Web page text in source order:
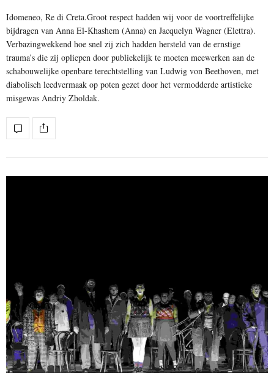
Idomeneo, Re di Creta.Groot respect hadden wij voor de voortreffelijke
bijdragen van Anna El-Khashem (Anna) en Jacquelyn Wagner (Elettra).
Verbazingwekkend hoe snel zij zich hadden hersteld van de ernstige
trauma’s die zij opliepen door publiekelijk te moeten meewerken aan de
schabouwelijke openbare terechtstelling van Ludwig von Beethoven, met
diabolisch leedvermaak op poten gezet door het vermodderde artistieke
misgewas Andriy Zholdak.